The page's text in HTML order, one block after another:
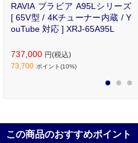
RAVIA ブラビア A95Lシリーズ
[ 65V型 / 4Kチューナー内蔵 / Y
ouTube 対応 ] XRJ-65A95L
737,000 円(税込)
73,700 ポイント(10%)
この商品のおすすめポイント